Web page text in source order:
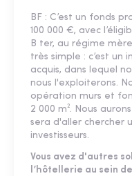
BF : C’est un fonds
100 000 €, avec
B ter, au régime
très simple : c’est un
acquis, dans lequel
nous l'exploiterons.
opération murs et
2 000 m². Nous
sera d'aller chercher
investisseurs.
Vous avez d'autres
l’hôtellerie au sein